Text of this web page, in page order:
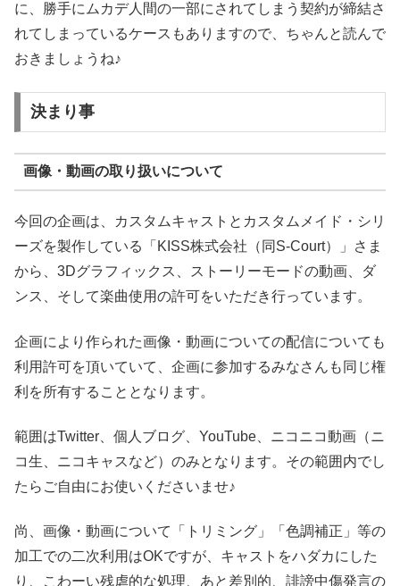
に、勝手にムカデ人間の一部にされてしまう契約が締結さ
れてしまっているケースもありますので、ちゃんと読んで
おきましょうね♪
決まり事
画像・動画の取り扱いについて
今回の企画は、カスタムキャストとカスタムメイド・シリ
ーズを製作している「KISS株式会社（同S-Court）」さま
から、3Dグラフィックス、ストーリーモードの動画、ダ
ンス、そして楽曲使用の許可をいただき行っています。
企画により作られた画像・動画についての配信についても
利用許可を頂いていて、企画に参加するみなさんも同じ権
利を所有することとなります。
範囲はTwitter、個人ブログ、YouTube、ニコニコ動画（ニ
コ生、ニコキャスなど）のみとなります。その範囲内でし
たらご自由にお使いくださいませ♪
尚、画像・動画について「トリミング」「色調補正」等の
加工での二次利用はOKですが、キャストをハダカにした
り、こわーい残虐的な処理、あと差別的、誹謗中傷発言の